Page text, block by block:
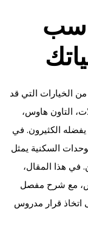
الخيارات التي قد
التاون هاوس،
الكثيرون. في
السكنية يمثل
في هذا المقال،
مع شرح مفصل
اتخاذ قرار مدروس